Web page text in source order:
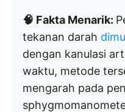
🧠 Fakta Menarik:
tekanan darah
dengan kanulasi
waktu, metode
mengarah pada